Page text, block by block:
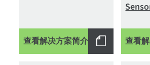
查看解决方案简介 查看